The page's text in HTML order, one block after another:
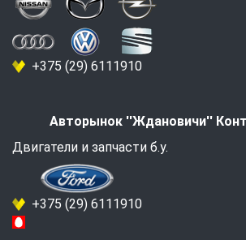
+375 (29) 6111910
Авторынок ''Ждановичи''
Двигатели и запчасти б.у.
+375 (29) 6111910